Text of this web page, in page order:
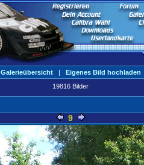
Galerieübersicht | Eigenes Bild hochladen
19816 Bilder
9